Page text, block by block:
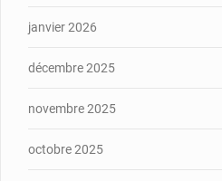
janvier 2026
décembre 2025
novembre 2025
octobre 2025